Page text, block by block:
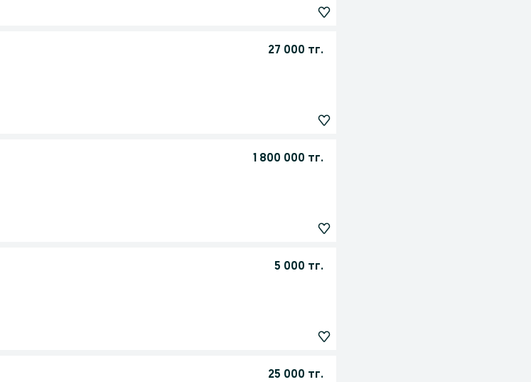
27 000 тг.
1 800 000 тг.
5 000 тг.
25 000 тг.